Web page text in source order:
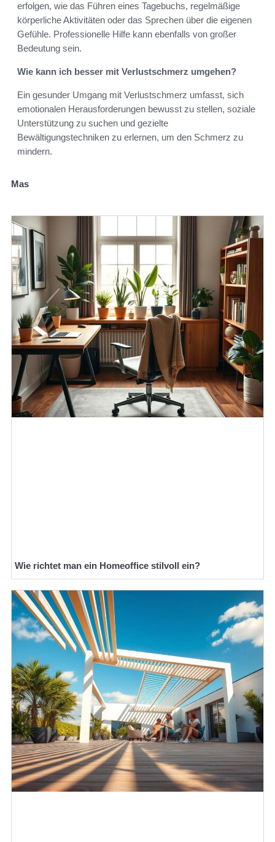
erfolgen, wie das Führen eines Tagebuchs, regelmäßige
körperliche Aktivitäten oder das Sprechen über die eigenen
Gefühle. Professionelle Hilfe kann ebenfalls von großer
Bedeutung sein.
Wie kann ich besser mit Verlustschmerz umgehen?
Ein gesunder Umgang mit Verlustschmerz umfasst, sich
emotionalen Herausforderungen bewusst zu stellen, soziale
Unterstützung zu suchen und gezielte
Bewältigungstechniken zu erlernen, um den Schmerz zu
mindern.
Mas
Wie richtet man ein Homeoffice stilvoll ein?